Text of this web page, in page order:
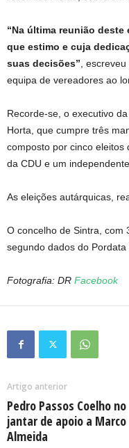
“Na última reunião
que estimo e cuja
suas decisões” ,
equipa de vereadores ao
Recorde-se, o executivo
Horta, que cumpre três
composto por cinco eleitos
da CDU e um
As eleições autárquicas,
O concelho de Sintra, com
segundo dados do
Fotografia: DR Facebook
Artigo anterior
Pedro Passos Coelho no
jantar de apoio a Marco
Almeida